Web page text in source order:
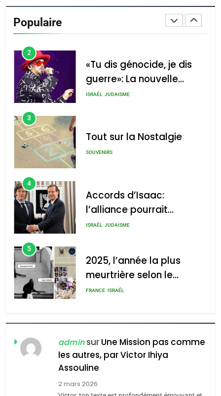
Populaire
2
«Tu dis génocide, je dis
guerre»: La nouvelle
chanson de Boy George
ISRAÉL JUDAISME
3
Tout sur la Nostalgie
SOUVENIRS
4
Accords d’Isaac:
l’alliance pourrait
s’étendre à 13 pays
ISRAÉL JUDAISME
5
2025, l’année la plus
meurtrière selon le
rapport d’ADL contre
FRANCE ISRAÉL
FIÈRE, DIGNE ET RÉSILIENTE :
POURQUOI JE REVENDIQUE
MA JUDAÏTE par Thérèse
Zrihen-Dvir
ISRAÉL JUDAISME
CE QUI NOUS MANQUE –
adminsur Une Mission pas comme
les autres, par Victor Ihiya
Assouline
2 mars 2026